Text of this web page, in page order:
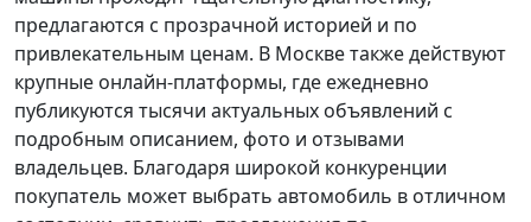
предлагаются с прозрачной историей и по
привлекательным ценам. В Москве также действуют
крупные онлайн-платформы, где ежедневно
публикуются тысячи актуальных объявлений с
подробным описанием, фото и отзывами
владельцев. Благодаря широкой конкуренции
покупатель может выбрать автомобиль в отличном